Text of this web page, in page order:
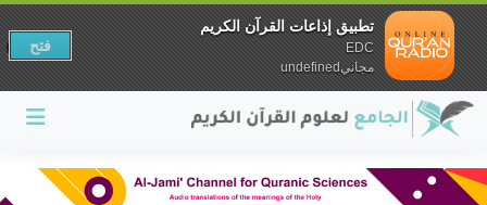
تطبيق إذاعات القرآن الكريم
EDC
مجانيundefined
فتح